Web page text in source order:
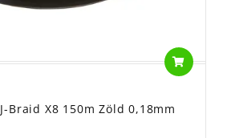
Braid X8 150m Zöld 0,18mm